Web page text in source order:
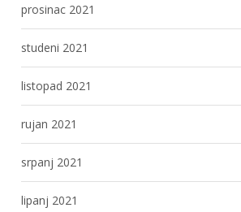
prosinac 2021
studeni 2021
listopad 2021
rujan 2021
srpanj 2021
lipanj 2021